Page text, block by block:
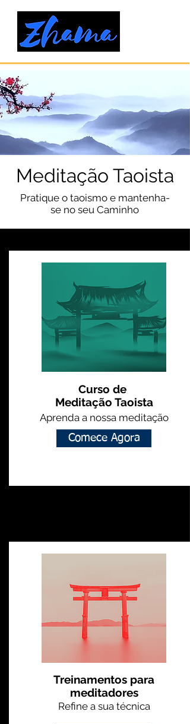
Meditação Taoista
Pratique o taoismo e mantenha-
se no seu Caminho
Curso de
Meditação Taoista
Aprenda a nossa meditação
Comece Agora
Treinamentos para
meditadores
Refine a sua técnica